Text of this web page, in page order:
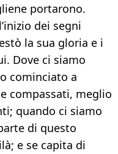
portarono.
dei segni
la sua gloria e i
Dove ci siamo
cominciato a
compassati, meglio
quando ci siamo
di questo
e se capita di